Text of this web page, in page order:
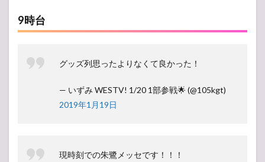
9時台
グッズ列思ったよりなくて良かった！
— いずみ WESTV! 1/20 1部参戦🌟 (@105kgt)
2019年1月19日
現時刻での朱鷺メッセです！！！